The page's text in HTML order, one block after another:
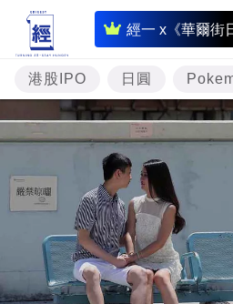
經一 x《華爾街
即
時
財
經
題
投
資
樓
市
港股IPO 日圓